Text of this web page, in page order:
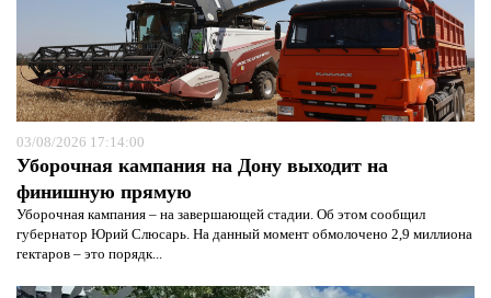
03/08/2026 17:14:00
Уборочная кампания на Дону выходит на
финишную прямую
Уборочная кампания – на завершающей стадии. Об этом сообщил
губернатор Юрий Слюсарь. На данный момент обмолочено 2,9 миллиона
гектаров – это порядк...
Я согласен сполитикой конфиденциальности и
защиты информации*
Я согласен с политикой конфиденциальности и
защиты информации*